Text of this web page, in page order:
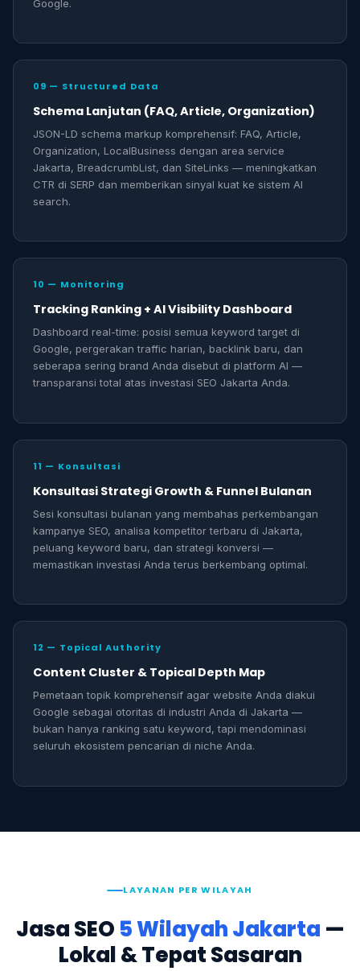
Google.
09 — Structured Data
Schema Lanjutan (FAQ, Article, Organization)
JSON-LD schema markup komprehensif: FAQ, Article,
Organization, LocalBusiness dengan area service
Jakarta, BreadcrumbList, dan SiteLinks — meningkatkan
CTR di SERP dan memberikan sinyal kuat ke sistem AI
search.
10 — Monitoring
Tracking Ranking + AI Visibility Dashboard
Dashboard real-time: posisi semua keyword target di
Google, pergerakan traffic harian, backlink baru, dan
seberapa sering brand Anda disebut di platform AI —
transparansi total atas investasi SEO Jakarta Anda.
11 — Konsultasi
Konsultasi Strategi Growth & Funnel Bulanan
Sesi konsultasi bulanan yang membahas perkembangan
kampanye SEO, analisa kompetitor terbaru di Jakarta,
peluang keyword baru, dan strategi konversi —
memastikan investasi Anda terus berkembang optimal.
12 — Topical Authority
Content Cluster & Topical Depth Map
Pemetaan topik komprehensif agar website Anda diakui
Google sebagai otoritas di industri Anda di Jakarta —
bukan hanya ranking satu keyword, tapi mendominasi
seluruh ekosistem pencarian di niche Anda.
LAYANAN PER WILAYAH
Jasa SEO 5 Wilayah Jakarta —
Lokal & Tepat Sasaran